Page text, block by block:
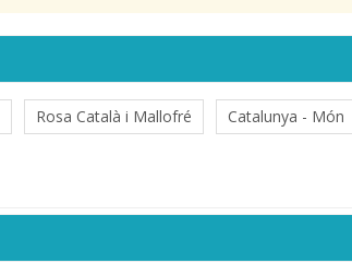
Rosa Català i Mallofré Catalunya - Món